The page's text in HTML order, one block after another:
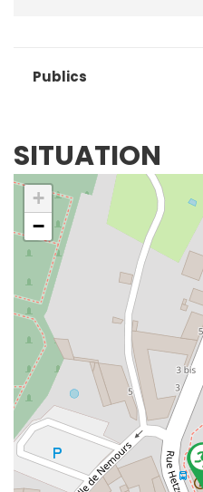
Publics
SITUATION
+
−